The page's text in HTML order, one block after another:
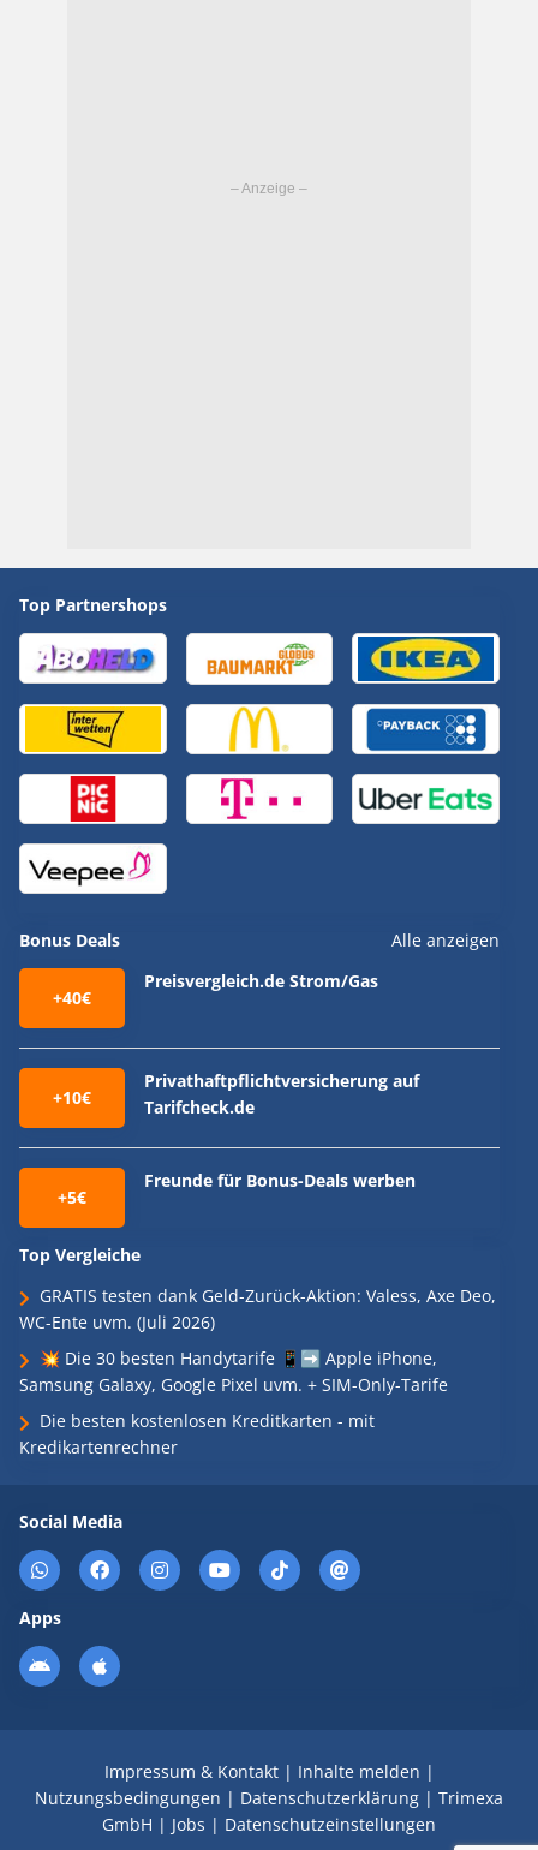
Top Partnershops
Bonus Deals Alle anzeigen
+40€
Preisvergleich.de Strom/Gas
+10€
Privathaftpflichtversicherung auf
Tarifcheck.de
+5€
Freunde für Bonus-Deals werben
Top Vergleiche
GRATIS testen dank Geld-Zurück-Aktion: Valess, Axe Deo,
WC-Ente uvm. (Juli 2026)
💥 Die 30 besten Handytarife 📱➡️ Apple iPhone,
Samsung Galaxy, Google Pixel uvm. + SIM-Only-Tarife
Die besten kostenlosen Kreditkarten - mit
Kredikartenrechner
Social Media
Apps
Impressum & Kontakt| Inhalte melden |
Nutzungsbedingungen | Datenschutzerklärung | Trimexa
GmbH | Jobs | Datenschutzeinstellungen